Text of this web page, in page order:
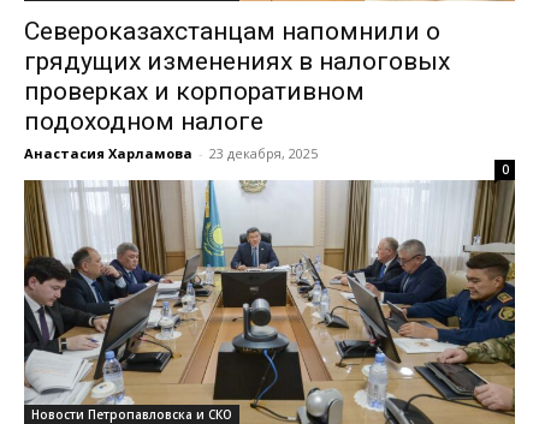
Североказахстанцам напомнили о
грядущих изменениях в налоговых
проверках и корпоративном
подоходном налоге
Анастасия Харламова - 23 декабря, 2025
0
Новости Петропавловска и СКО